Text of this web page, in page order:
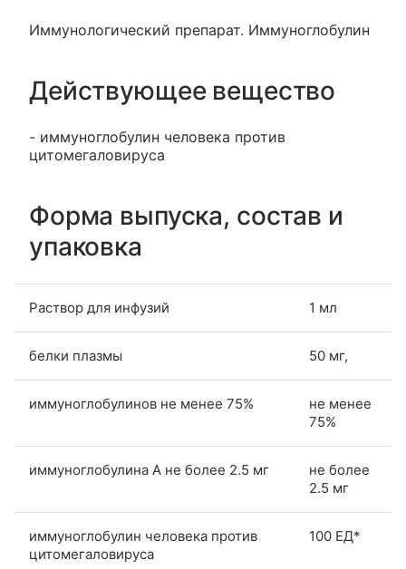
Иммунологический препарат. Иммуноглобулин
Действующее вещество
- иммуноглобулин человека против
цитомегаловируса
Форма выпуска, состав и
упаковка
Раствор для инфузий 1 мл
белки плазмы 50 мг,
иммуноглобулинов не менее 75%
не менее
75%
иммуноглобулина А не более 2.5 мг
не более
2.5 мг
иммуноглобулин человека против
цитомегаловируса
100 ЕД*